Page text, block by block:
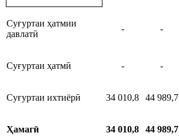
Суғуртаи ҳатмии
давлатӣ
- -
Суғуртаи ҳатмӣ - -
Суғуртаи ихтиёрӣ 34 010,8 44 989,7
Ҳамагӣ 34 010,8 44 989,7